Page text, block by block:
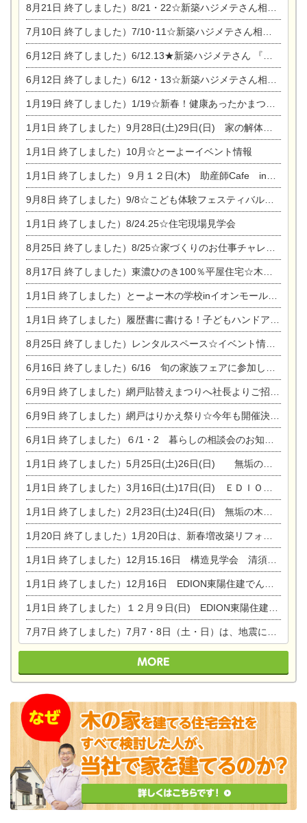
8月21日 終了しました）8/21・22☆新築ハジメテさん相談会 『集まれ！農地に家を建てたい人！』
7月10日 終了しました）7/10･11☆新築ハジメテさん相談会 『集まれ！農地に家を建てたい人！』完全予約制
6月12日 終了しました）6/12.13★新築ハジメテさん 『木の家 現場体感見学会』
6月12日 終了しました）6/12・13☆新築ハジメテさん相談会『今ある土地に家を建てる際の注意点』
1月19日 終了しました）1/19☆新春！健康あったかまつり＆増改築リフォームまつり
1月1日 終了しました）9月28日(土)29日(日) 家の解体なんでも相談会
1月1日 終了しました）10月☆とーよーイベント情報
1月1日 終了しました）９月１２日(木) 助産師Cafe in東陽住建
9月8日 終了しました）9/8☆こども体験フェスティバル☆一宮市民会館
1月1日 終了しました）8/24.25☆住宅現場見学会
8月25日 終了しました）8/25☆家づくりのお仕事チャレンジ
8月17日 終了しました）東濃ひのき100％平屋住宅☆木の家完成見学会
1月1日 終了しました）とーよー木の学校inイオンモール木曽川
1月1日 終了しました）履歴書に書ける！子どもハンドアロマ講座☆
8月25日 終了しました）レンタルスペース☆イベント情報☆チャイルドアロマセラピスト
6月16日 終了しました）6/16 旬の家族フェアに参加します☆
6月9日 終了しました）網戸貼替えまつりへ社長よりご招待です♪
6月9日 終了しました）網戸はりかえ祭り☆今年も開催決定！
6月1日 終了しました）６/1・2 暮らしの相談会のお知らせ
1月1日 終了しました）5月25日(土)26日(日) 無垢の木の家体感見学会開催☆
1月1日 終了しました）3月16日(土)17日(日) ＥＤＩＯＮ東陽住建でんき館 総決算まつり
1月1日 終了しました）2月23日(土)24日(日) 無垢の木の家 完成見学会
1月20日 終了しました）1月20日は、新春増改築リフォームまつり＆家の修理祭り＆家電まつりです。
1月1日 終了しました）12月15.16日 構造見学会 清須市西枇杷島町弁天
1月1日 終了しました）12月16日 EDION東陽住建でんき OPEN第二弾イベント！！
1月1日 終了しました）１２月９日(日) EDION東陽住建でんき館プレＯＰＥＮ！＆家の修理まつり
7月7日 終了しました）7月7・8日（土・日）は、地震に強くて安心！暮らしを楽しむ東濃ひのきの平屋の家体験見学会を開催します。ぜひお越しください。